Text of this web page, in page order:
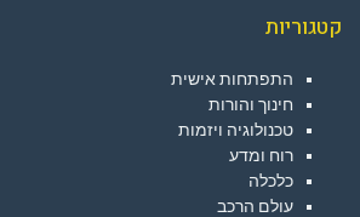
קטגוריות
התפתחות אישית
חינוך והורות
טכנולוגיה ויזמות
רוח ומדע
כלכלה
עולם הרכב